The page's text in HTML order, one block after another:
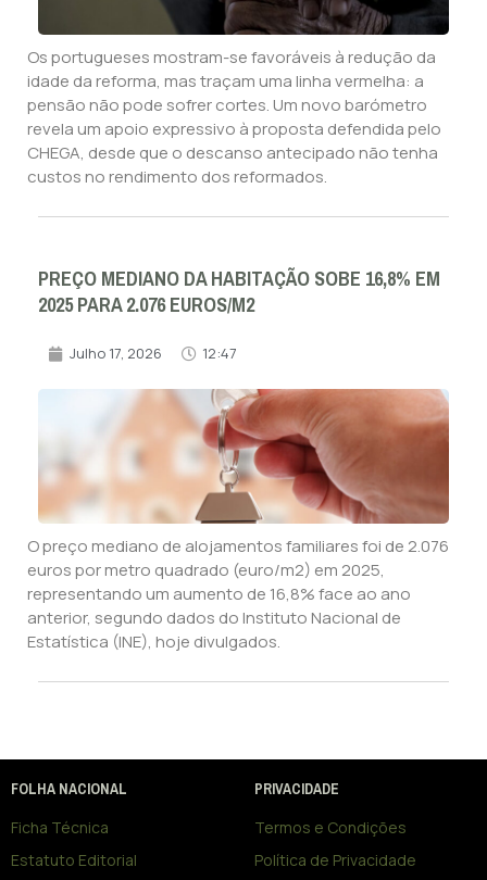
Os portugueses mostram-se favoráveis à redução da
idade da reforma, mas traçam uma linha vermelha: a
pensão não pode sofrer cortes. Um novo barómetro
revela um apoio expressivo à proposta defendida pelo
CHEGA, desde que o descanso antecipado não tenha
custos no rendimento dos reformados.
PREÇO MEDIANO DA HABITAÇÃO SOBE 16,8% EM
2025 PARA 2.076 EUROS/M2
Julho 17, 2026 12:47
O preço mediano de alojamentos familiares foi de 2.076
euros por metro quadrado (euro/m2) em 2025,
representando um aumento de 16,8% face ao ano
anterior, segundo dados do Instituto Nacional de
Estatística (INE), hoje divulgados.
FOLHA NACIONAL
Ficha Técnica
Estatuto Editorial
PRIVACIDADE
Termos e Condições
Política de Privacidade